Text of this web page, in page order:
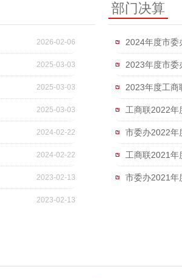
2026-02-06
2025-03-03
2025-03-03
2025-03-03
2024-02-22
2024-02-22
2023-02-13
2023-02-13
部门决算
2024年度市委
2023年度市委
2023年度工商
工商联2022年
市委办2022年
工商联2021年
市委办2021年